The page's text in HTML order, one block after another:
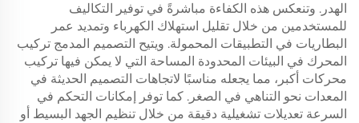
الهدر. وتنعكس هذه الكفاءة مباشرةً في توفير التكاليف
للمستخدمين من خلال تقليل استهلاك الكهرباء وتمديد عمر
البطاريات في التطبيقات المحمولة. ويتيح التصميم المدمج تركيب
المحرك في البيئات المحدودة المساحة التي لا يمكن فيها تركيب
محركات أكبر، مما يجعله مناسبًا لاتجاهات التصميم الحديثة في
المعدات نحو التناهي في الصغر. كما توفر إمكانات التحكم في
السرعة تعديلات تشغيلية دقيقة من خلال تنظيم الجهد البسيط أو